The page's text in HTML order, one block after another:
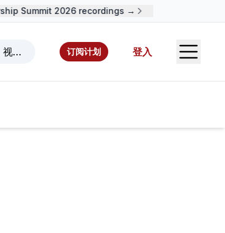
Summit 2026 recordings →
频，资源，作者。
订阅计划 登入 Open